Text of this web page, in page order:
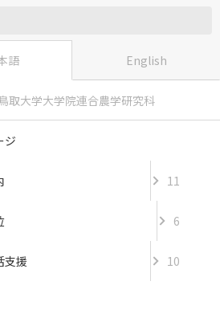
情報
事一覧
語 English
鳥取大学大学院連合農学研究科
ジ
11
6
支援 10